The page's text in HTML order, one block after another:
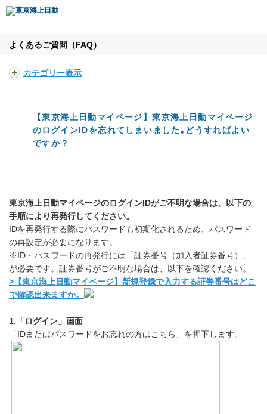
よくあるご質問（FAQ）
カテゴリー表示
【東京海上日動マイページ】東京海上日動マイページ
のログインIDを忘れてしまいました｡どうすればよい
ですか？
東京海上日動マイページのログインIDがご不明な場合は、以下の
手順により再発行してください。
IDを再発行する際にパスワードも初期化されるため、パスワード
の再設定が必要になります。
※ID・パスワードの再発行には「証券番号（加入者証券番号）」
が必要です。証券番号がご不明な場合は、以下を確認ください。
>【東京海上日動マイページ】新規登録で入力する証券番号はどこ
で確認出来ますか。
1.「ログイン」画面
「IDまたはパスワードをお忘れの方はこちら」を押下します。